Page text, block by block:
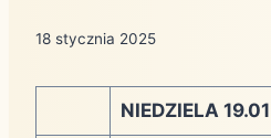
18 stycznia 2025
NIEDZIELA 19.01